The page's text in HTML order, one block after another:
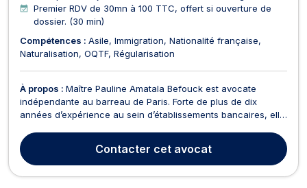
Premier RDV de 30mn à 100 TTC, offert si ouverture de
dossier. (30 min)
Compétences : Asile Immigration Nationalité française
Naturalisation OQTF Régularisation
À propos : Maître Pauline Amatala Befouck est avocate
indépendante au barreau de Paris. Forte de plus de dix
années d’expérience au sein d’établissements bancaires, elle
contentieux bancaire. Elle accompagne particuliers,
professionnels et entreprises dans la gestion de leurs ...
Contacter cet avocat